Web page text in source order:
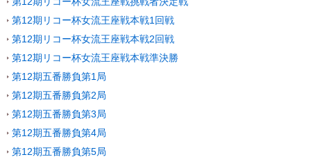
第12期リコー杯女流王座戦本戦1回戦
第12期リコー杯女流王座戦本戦2回戦
第12期リコー杯女流王座戦本戦準決勝
第12期五番勝負第1局
第12期五番勝負第2局
第12期五番勝負第3局
第12期五番勝負第4局
第12期五番勝負第5局